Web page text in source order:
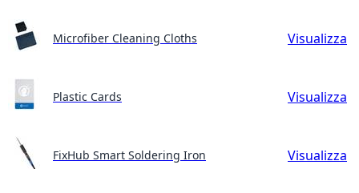
Microfiber Cleaning Cloths Visualizza
Plastic Cards Visualizza
FixHub Smart Soldering Iron Visualizza